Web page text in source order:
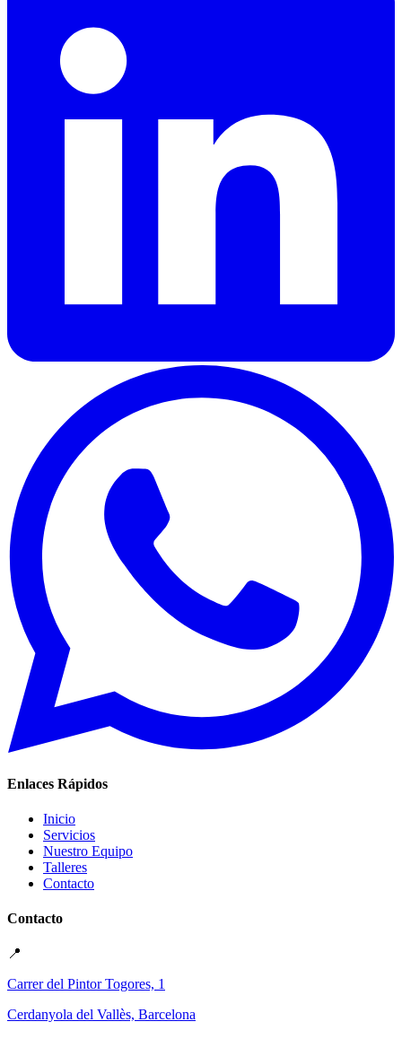
Enlaces Rápidos
Inicio
Servicios
Nuestro Equipo
Talleres
Contacto
Contacto
📍
Carrer del Pintor Togores, 1
Cerdanyola del Vallès, Barcelona